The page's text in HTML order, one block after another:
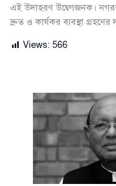
এই উদাহরণ উদ্বেগজনক।
দ্রুত ও কার্যকর ব্যবস্থা গ্রহণের
Views: 566